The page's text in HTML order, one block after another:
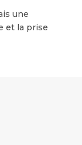
une
et la prise